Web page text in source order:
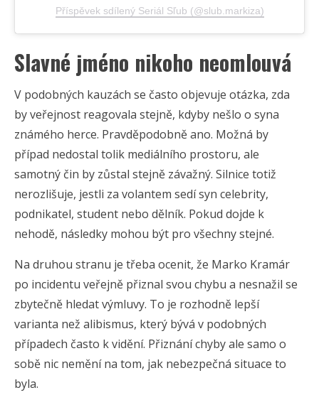
Příspěvek sdílený Seriál Sľub (@slub.markiza)
Slavné jméno nikoho neomlouvá
V podobných kauzách se často objevuje otázka, zda
by veřejnost reagovala stejně, kdyby nešlo o syna
známého herce. Pravděpodobně ano. Možná by
případ nedostal tolik mediálního prostoru, ale
samotný čin by zůstal stejně závažný. Silnice totiž
nerozlišuje, jestli za volantem sedí syn celebrity,
podnikatel, student nebo dělník. Pokud dojde k
nehodě, následky mohou být pro všechny stejné.
Na druhou stranu je třeba ocenit, že Marko Kramár
po incidentu veřejně přiznal svou chybu a nesnažil se
zbytečně hledat výmluvy. To je rozhodně lepší
varianta než alibismus, který bývá v podobných
případech často k vidění. Přiznání chyby ale samo o
sobě nic nemění na tom, jak nebezpečná situace to
byla.